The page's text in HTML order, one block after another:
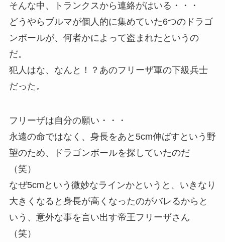
そんな中、トランクスから連絡がはいる・・・
どうやらブルマが個人的に集めていた6つのドラゴ
ンボールが、何者かによって盗まれたというの
だ。
犯人はな、なんと！？あのフリーザ軍の下級兵士
だった。
フリーザは自分の願い・・・
永遠の命ではなく、身長をあと5cm伸ばすという野
望のため、ドラゴンボールを探していたのだ
（笑）
なぜ5cmという微妙なラインかというと、いきなり
大きくなると身長が高くなったのがバレるからと
いう、意外な事を言い出す帝王フリーザさん
（笑）